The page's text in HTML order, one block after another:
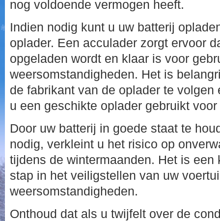
nog voldoende vermogen heeft.
Indien nodig kunt u uw batterij
oplader. Een acculader zorgt ervoor
opgeladen wordt en klaar is voor
weersomstandigheden. Het is
de fabrikant van de oplader te volgen
u een geschikte oplader gebruikt
Door uw batterij in goede staat te
nodig, verkleint u het risico op
tijdens de wintermaanden. Het is een
stap in het veiligstellen van uw
weersomstandigheden.
Onthoud dat als u twijfelt over de